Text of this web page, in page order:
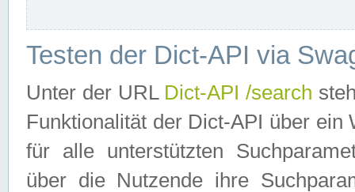
Testen der Dict-API via
Unter der URL Dict-API /search
Funktionalität der Dict-API über
für alle unterstützten
über die Nutzende ihre